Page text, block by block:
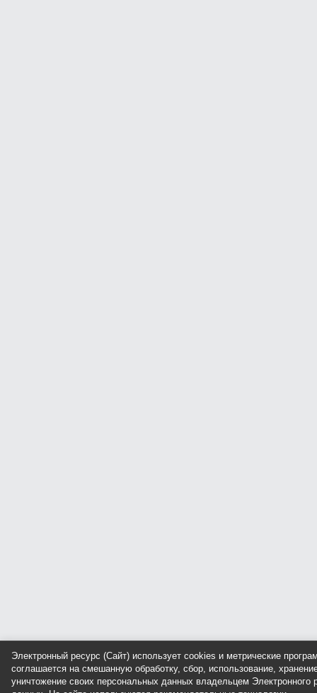
Электронный ресурс (Сайт) использует cookies и метрические
соглашается на смешанную обработку, сбор, использование,
уничтожение своих персональных данных владельцем Электронного